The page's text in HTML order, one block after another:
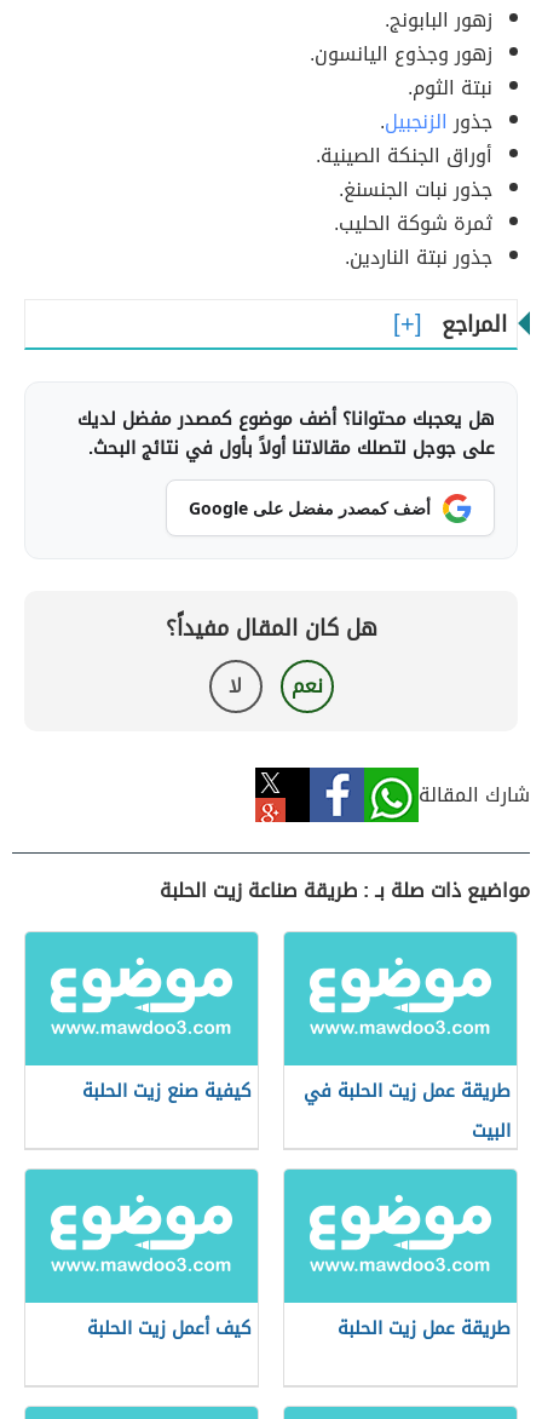
زهور البابونج.
زهور وجذوع اليانسون.
نبتة الثوم.
جذورالزنجبيل.
أوراق الجنكة الصينية.
جذور نبات الجنسنغ.
ثمرة شوكة الحليب.
جذور نبتة الناردين.
المراجع
هل يعجبك محتوانا؟ أضف موضوع كمصدر مفضل لديك
على جوجل لتصلك مقالاتنا أولاً بأول في نتائج البحث.
أضف كمصدر مفضل على Google
هل كان المقال مفيداً؟
نعم لا
شارك المقالة
مواضيع ذات صلة بـ : طريقة صناعة زيت الحلبة
طريقة عمل زيت الحلبة في
البيت
كيفية صنع زيت الحلبة
طريقة عمل زيت الحلبة كيف أعمل زيت الحلبة